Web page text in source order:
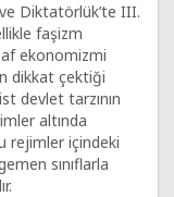
Diktatörlük’te III.
faşizm
ekonomizmi
dikkat çektiği
devlet tarzının
altında
rejimler içindeki
sınıflarla